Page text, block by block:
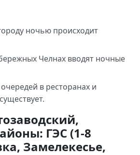
ночью происходит
Челнах вводят ночные
в ресторанах и
ГЭС (1-8
Замелекесье,